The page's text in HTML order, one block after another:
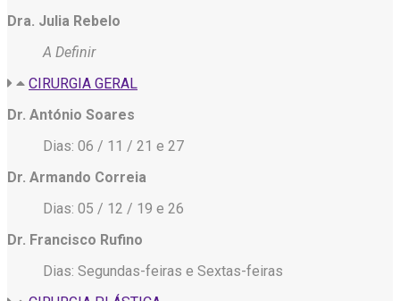
Dra. Julia Rebelo
A Definir
CIRURGIA GERAL
Dr. António Soares
Dias: 06 / 11 / 21 e 27
Dr. Armando Correia
Dias: 05 / 12 / 19 e 26
Dr. Francisco Rufino
Dias: Segundas-feiras e Sextas-feiras